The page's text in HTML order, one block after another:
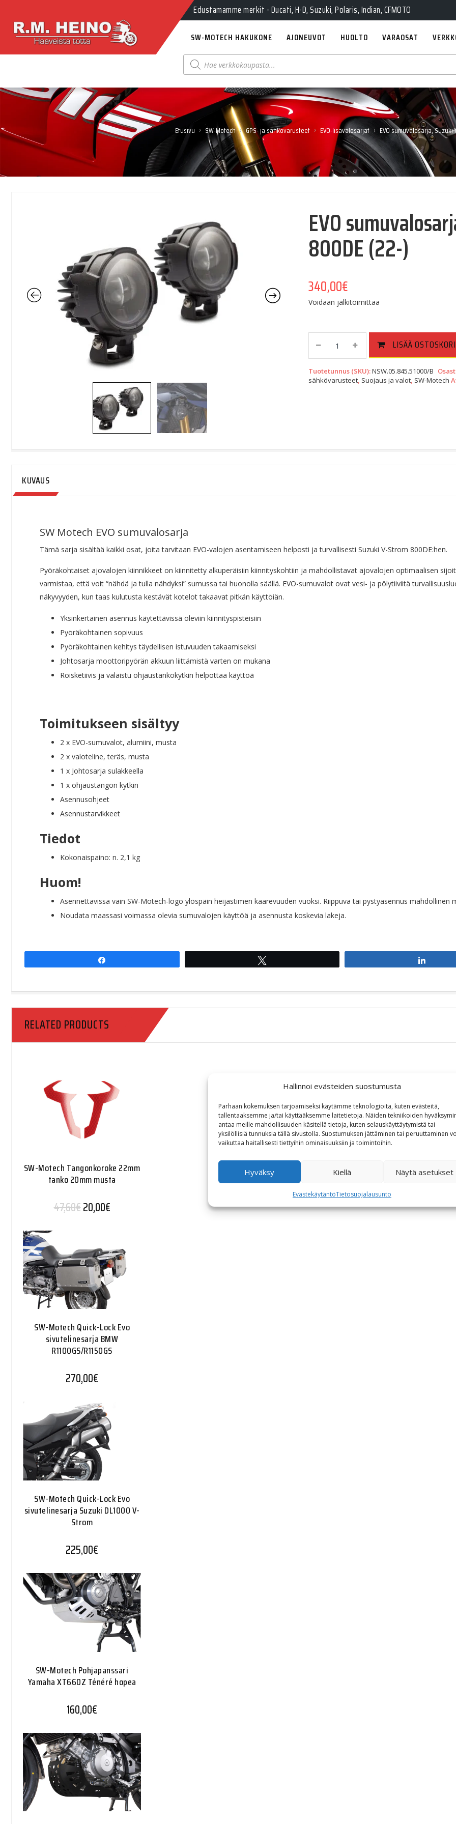
Hallinnoi evästeiden suostumusta
Parhaan kokemuksen tarjoamiseksi käytämme teknologioita, kuten evästeitä,
tallentaaksemme ja/tai käyttääksemme laitetietoja. Näiden tekniikoiden
antaa meille mahdollisuuden käsitellä tietoja, kuten selauskäyttäytymistä tai
yksilöllisiä tunnuksia tällä sivustolla. Suostumuksen jättäminen tai peruuttaminen
vaikuttaa haitallisesti tiettyihin ominaisuuksiin ja toimintoihin.
Hyväksy Kiellä Näytä asetukset
EvästekäytäntöTietosuojalausunto
Edustamamme merkit - Ducati, H-D, Suzuki, Polaris, Indian, CFMOTO
SW-MOTECH HAKUKONE AJONEUVOT HUOLTO VARAOSAT
Products
search
Etusivu › SW-Motech › GPS- ja sähkövarusteet › EVO-lisävalosarjat › EVO sumuvalosarja, Suzuki
EVO
800DE (22-)
340,00€
Voidaan jälkitoimittaa
V-
Strom
LISÄÄ
Tuotetunnus (SKU):NSW.05.845.51000/B
sähkövarusteet, Suojaus ja valot, SW-Motech
KUVAUS
SW Motech EVO sumuvalosarja
Tämä sarja sisältää kaikki osat, joita tarvitaan EVO-valojen asentamiseen helposti ja turvallisesti Suzuki V-Strom 800DE:hen.
Pyöräkohtaiset ajovalojen kiinnikkeet on kiinnitetty alkuperäisiin kiinnityskohtiin ja mahdollistavat ajovalojen optimaalisen
varmistaa, että voit “nähdä ja tulla nähdyksi” sumussa tai huonolla säällä. EVO-sumuvalot ovat vesi- ja pölytiiviitä
näkyvyyden, kun taas kulutusta kestävät kotelot takaavat pitkän käyttöiän.
Yksinkertainen asennus käytettävissä oleviin kiinnityspisteisiin
Pyöräkohtainen sopivuus
Pyöräkohtainen kehitys täydellisen istuvuuden takaamiseksi
Johtosarja moottoripyörän akkuun liittämistä varten on mukana
Roisketiivis ja valaistu ohjaustankokytkin helpottaa käyttöä
Toimitukseen sisältyy
2 x EVO-sumuvalot, alumiini, musta
2 x valoteline, teräs, musta
1 x Johtosarja sulakkeella
1 x ohjaustangon kytkin
Asennusohjeet
Asennustarvikkeet
Tiedot
Kokonaispaino: n. 2,1 kg
Huom!
Asennettavissa vain SW-Motech-logo ylöspäin heijastimen kaarevuuden vuoksi. Riippuva tai pystyasennus mahdollinen
Noudata maassasi voimassa olevia sumuvalojen käyttöä ja asennusta koskevia lakeja.
RELATED PRODUCTS
SW-Motech Tangonkoroke 22mm
tanko 20mm musta
47,60€Alkuperäinen hinta oli: 47,60€.
20,00€Nykyinen hinta on: 20,00€.
SW-Motech Quick-Lock Evo
sivutelinesarja BMW
R1100GS/R1150GS
270,00€
SW-Motech Quick-Lock Evo
sivutelinesarja Suzuki DL1000 V-
Strom
225,00€
SW-Motech Pohjapanssari
Yamaha XT660Z Ténéré hopea
160,00€